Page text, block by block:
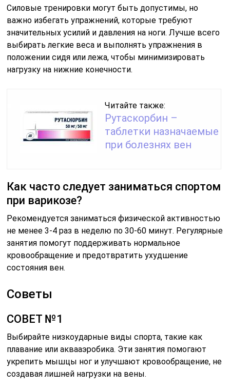
Силовые тренировки могут быть допустимы, но
важно избегать упражнений, которые требуют
значительных усилий и давления на ноги. Лучше всего
выбирать легкие веса и выполнять упражнения в
положении сидя или лежа, чтобы минимизировать
нагрузку на нижние конечности.
Читайте также:
Рутаскорбин –
таблетки назначаемые
при болезнях вен
Как часто следует заниматься спортом
при варикозе?
Рекомендуется заниматься физической активностью
не менее 3-4 раз в неделю по 30-60 минут. Регулярные
занятия помогут поддерживать нормальное
кровообращение и предотвратить ухудшение
состояния вен.
Советы
СОВЕТ №1
Выбирайте низкоударные виды спорта, такие как
плавание или аквааэробика. Эти занятия помогают
укрепить мышцы ног и улучшают кровообращение, не
создавая лишней нагрузки на вены.